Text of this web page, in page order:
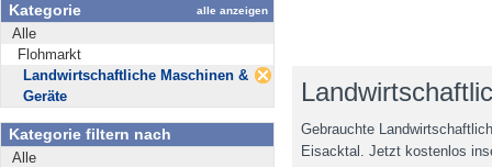
Kategorie alle anzeigen
Alle
Flohmarkt
Landwirtschaftliche Maschinen &
Geräte
Kategorie filtern nach
Alle
Gebrauchte
Eisacktal. Jetzt kostenlos